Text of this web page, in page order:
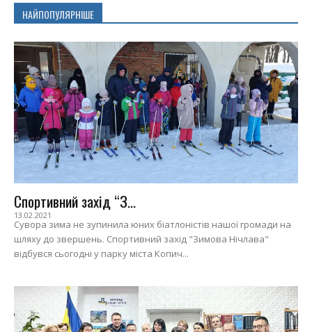
НАЙПОПУЛЯРНІШЕ
Спортивний захід “З...
13.02.2021
Сувора зима не зупинила юних біатлоністів нашої громади на
шляху до звершень. Спортивний захід "Зимова Нічлава"
відбувся сьогодні у парку міста Копич...